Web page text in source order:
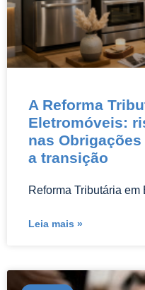
A Reforma
Eletromóveis:
nas
a transição
Reforma Tributária em
Leia mais »